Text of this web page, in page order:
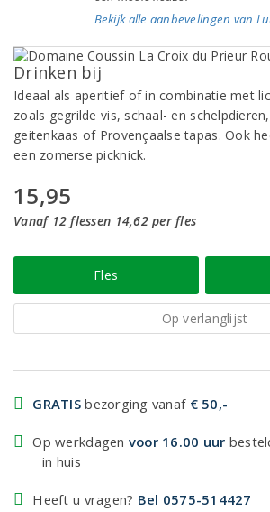
Bekijk alle aanbevelingen van
Drinken bij
Ideaal als aperitief of in combinatie met
zoals gegrilde vis, schaal- en
geitenkaas of Provençaalse tapas. Ook
een zomerse picknick.
15,95
Vanaf 12 flessen 14,62 per fles
Fles
Op verlanglijst
GRATIS bezorging vanaf € 50,-
Op werkdagen voor 16.00 uur
in huis
Heeft u vragen? Bel 0575-514427